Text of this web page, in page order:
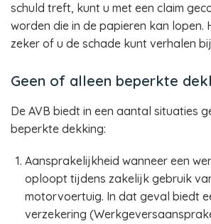
schuld treft, kunt u met een claim
worden die in de papieren kan lopen.
zeker of u de schade kunt verhalen
Geen of alleen beperkte
De AVB biedt in een aantal situaties
beperkte dekking:
Aansprakelijkheid wanneer een
oploopt tijdens zakelijk gebruik
motorvoertuig. In dat geval biedt
verzekering